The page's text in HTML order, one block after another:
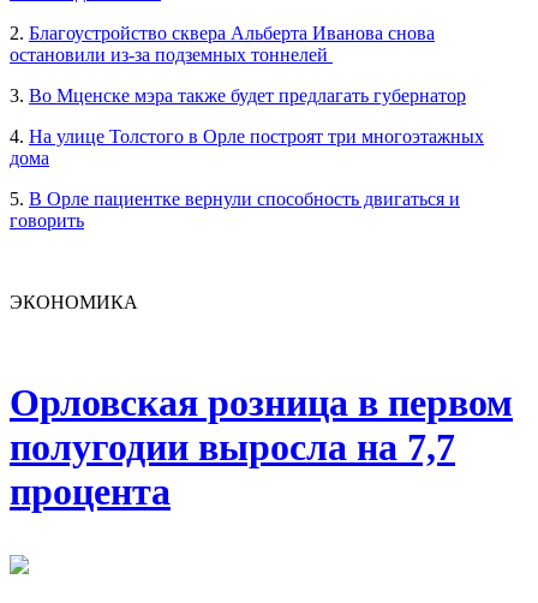
2. Благоустройство сквера Альберта Иванова снова
остановили из-за подземных тоннелей
3. Во Мценске мэра также будет предлагать губернатор
4. На улице Толстого в Орле построят три многоэтажных
дома
5. В Орле пациентке вернули способность двигаться и
говорить
ЭКОНОМИКА
Орловская розница в первом
полугодии выросла на 7,7
процента